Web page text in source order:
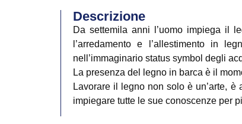
Descrizione
Da settemila anni l’uomo impiega il
l’arredamento e l’allestimento in
nell’immaginario status symbol degli
La presenza del legno in barca è il
Lavorare il legno non solo è un’arte,
impiegare tutte le sue conoscenze per